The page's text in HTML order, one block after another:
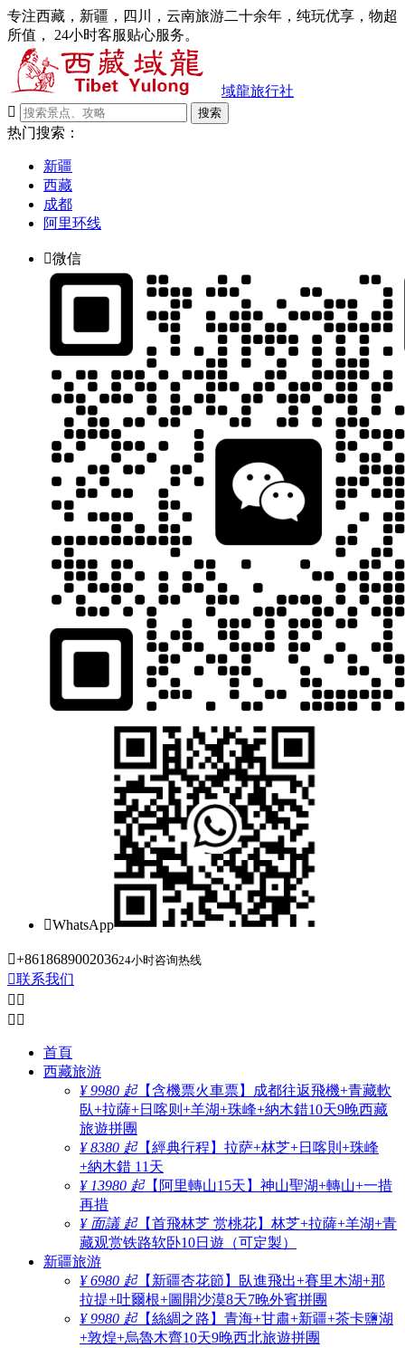
专注西藏，新疆，四川，云南旅游二十余年，纯玩优享，物超
所值， 24小时客服贴心服务。
域龍旅行社

搜索
热门搜索：
新疆
西藏
成都
阿里环线
微信
WhatsApp
+861868900203624小时咨询热线
联系我们
 
 
首頁
西藏旅游
¥ 9980 起【含機票火車票】成都往返飛機+青藏軟
臥+拉薩+日喀则+羊湖+珠峰+納木錯10天9晚西藏
旅遊拼團
¥ 8380 起【經典行程】拉萨+林芝+日喀則+珠峰
+納木錯 11天
¥ 13980 起【阿里轉山15天】神山聖湖+轉山+一措
再措
¥ 面議 起【首飛林芝 赏桃花】林芝+拉薩+羊湖+青
藏观赏铁路软卧10日遊（可定製）
新疆旅游
¥ 6980 起【新疆杏花節】臥進飛出+賽里木湖+那
拉提+吐爾根+圖開沙漠8天7晚外賓拼團
¥ 9980 起【絲綢之路】青海+甘肅+新疆+茶卡鹽湖
+敦煌+烏魯木齊10天9晚西北旅遊拼團